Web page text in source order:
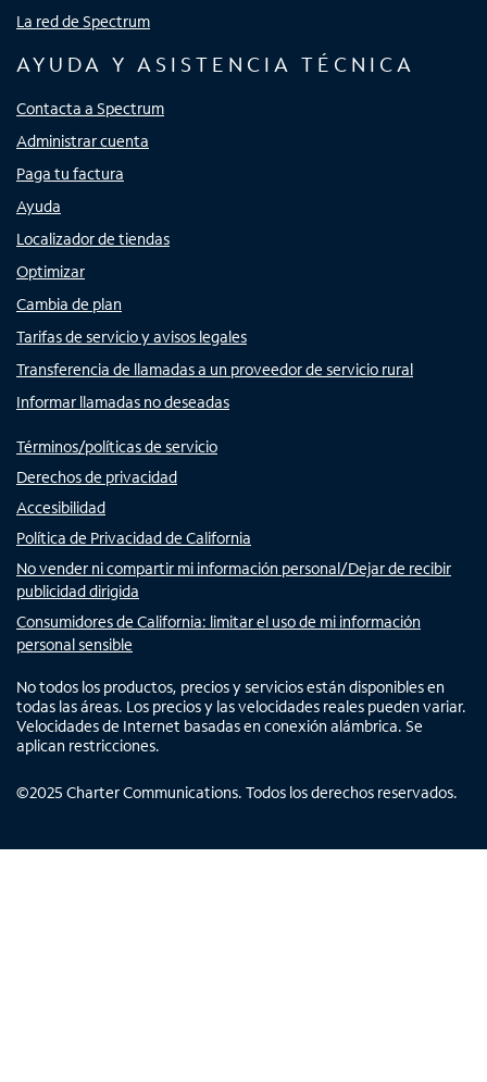
La red de Spectrum
AYUDA Y ASISTENCIA TÉCNICA
Contacta a Spectrum
Administrar cuenta
Paga tu factura
Ayuda
Localizador de tiendas
Optimizar
Cambia de plan
Tarifas de servicio y avisos legales
Transferencia de llamadas a un proveedor de servicio rural
Informar llamadas no deseadas
Términos/políticas de servicio
Derechos de privacidad
Accesibilidad
Política de Privacidad de California
No vender ni compartir mi información personal/Dejar de recibir
publicidad dirigida
Consumidores de California: limitar el uso de mi información
personal sensible
No todos los productos, precios y servicios están disponibles en
todas las áreas. Los precios y las velocidades reales pueden variar.
Velocidades de Internet basadas en conexión alámbrica. Se
aplican restricciones.
©2025 Charter Communications. Todos los derechos reservados.